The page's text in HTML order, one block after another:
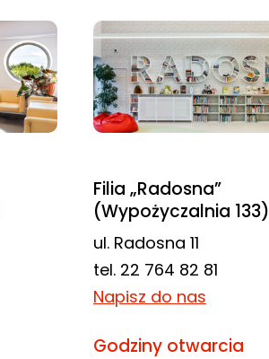
Filia „Radosna”
(Wypożyczalnia 133)
ul. Radosna 11
tel. 22 764 82 81
Napisz do nas
Godziny otwarcia